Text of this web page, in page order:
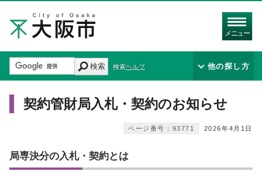
メニュー
検索 検索ヘルプ 他の探し方
契約管財局入札・契約のお知らせ
2026年4月1日
ページ番号：93771
局専決分の入札・契約とは